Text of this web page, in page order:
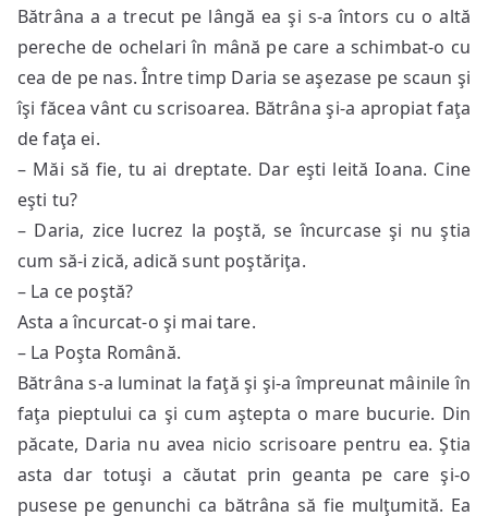
Bătrâna a a trecut pe lângă ea şi s-a întors cu o altă
pereche de ochelari în mână pe care a schimbat-o cu
cea de pe nas. Între timp Daria se aşezase pe scaun şi
îşi făcea vânt cu scrisoarea. Bătrâna şi-a apropiat faţa
de faţa ei.
– Măi să fie, tu ai dreptate. Dar eşti leită Ioana. Cine
eşti tu?
– Daria, zice lucrez la poştă, se încurcase şi nu ştia
cum să-i zică, adică sunt poştăriţa.
– La ce poştă?
Asta a încurcat-o şi mai tare.
– La Poşta Română.
Bătrâna s-a luminat la faţă şi şi-a împreunat mâinile în
faţa pieptului ca şi cum aştepta o mare bucurie. Din
păcate, Daria nu avea nicio scrisoare pentru ea. Ştia
asta dar totuşi a căutat prin geanta pe care şi-o
pusese pe genunchi ca bătrâna să fie mulţumită. Ea